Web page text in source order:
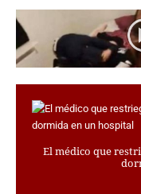
ESCAPARATE
LA
LA BURBUJA
DIRECTORIOS
LO ÚLTIMO
BLOGS
El médico que